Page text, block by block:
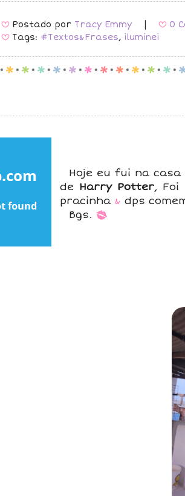
B Postado por Tracy Emmy B 0
B Tags: #Textos&Frases, iluminei
. p . p . p . p . p . p . p . p . p . p . p .
Hoje eu fui na
de Harry Potter,
pracinha & dps
Bgs. *